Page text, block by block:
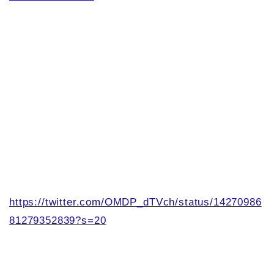
https://twitter.com/OMDP_dTVch/status/14270986
81279352839?s=20